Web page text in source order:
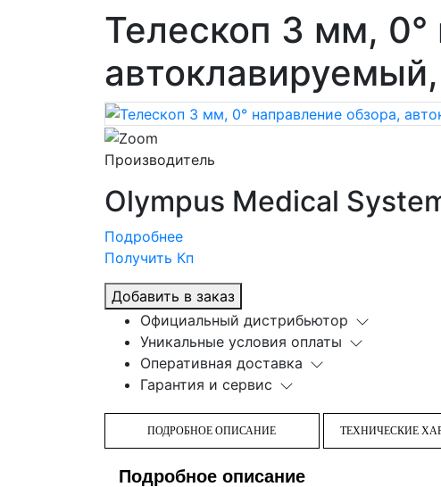
Телескоп 3 мм, 0°
Производитель
Olympus Medical
Подробнее
Получить Кп
Добавить в заказ
Официальный дистрибьютор
Уникальные условия оплаты
Оперативная доставка
Гарантия и сервис
ПОДРОБНОЕ ОПИСАНИЕ ТЕХНИЧЕСКИЕ
Подробное описание